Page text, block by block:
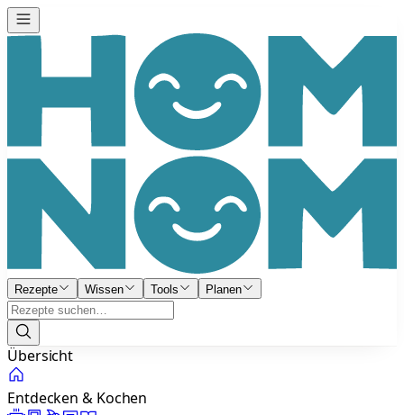
Rezepte Wissen Tools Planen
Übersicht
Entdecken & Kochen